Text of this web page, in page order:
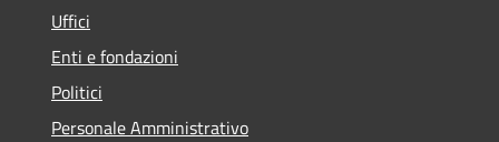
Uffici
Enti e fondazioni
Politici
Personale Amministrativo